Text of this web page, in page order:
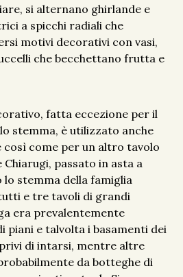
si alternano ghirlande e
a spicchi radiali che
motivi decorativi con vasi,
che becchettano frutta e
fatta eccezione per il
stemma, è utilizzato anche
così come per un altro tavolo
Chiarugi, passato in asta a
stemma della famiglia
e tre tavoli di grandi
era prevalentemente
piani e talvolta i basamenti dei
di intarsi, mentre altre
da botteghe di